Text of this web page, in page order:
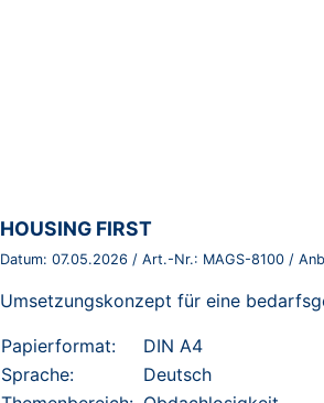
BROSCHÜRE:
HOUSING FIRST
Datum: 07.05.2026 / Art.-Nr.: MAGS-8100 /
Umsetzungskonzept für eine
Papierformat:
DIN A4
Sprache:
Deutsch